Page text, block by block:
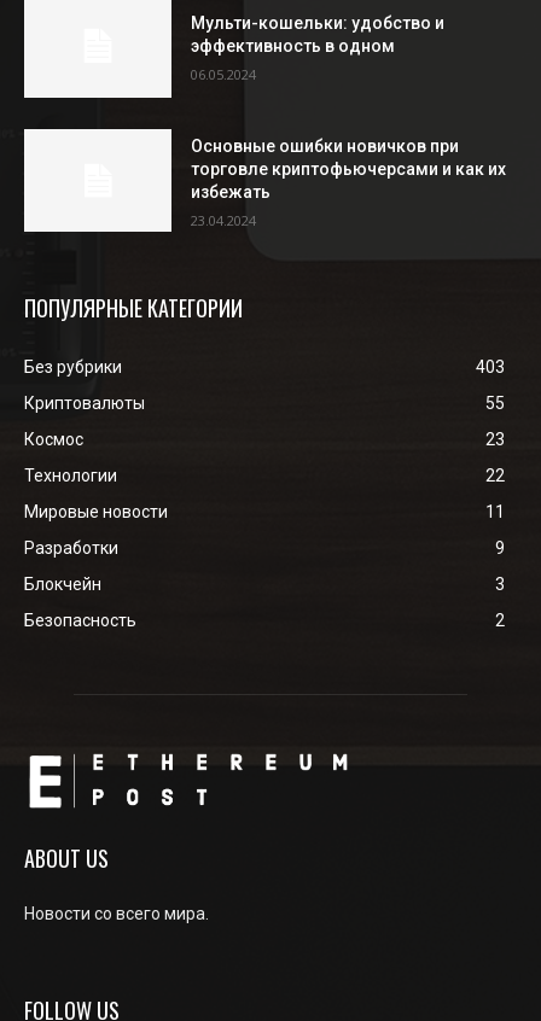
Мульти-кошельки: удобство и
эффективность в одном
06.05.2024
Основные ошибки новичков при
торговле криптофьючерсами и как их
избежать
23.04.2024
ПОПУЛЯРНЫЕ КАТЕГОРИИ
Без рубрики
403
Криптовалюты
55
Космос
23
Технологии
22
Мировые новости
11
Разработки
9
Блокчейн
3
Безопасность
2
ABOUT US
Новости со всего мира.
FOLLOW US